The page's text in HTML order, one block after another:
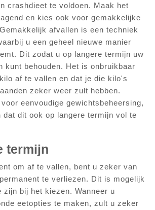
crashdieet te voldoen. Maak het
en kies ook voor gemakkelijke
afvallen is een techniek
u een geheel nieuwe manier
Dit zodat u op langere termijn uw
kunt behouden. Het is onbruikbaar
af te vallen en dat je die kilo's
zeker weer zult hebben.
eenvoudige gewichtsbeheersing,
dat dit ook op langere termijn vol te
termijn
om af te vallen, bent u zeker van
te verliezen. Dit is mogelijk
zijn bij het kiezen. Wanneer u
eetopties te maken, zult u zeker